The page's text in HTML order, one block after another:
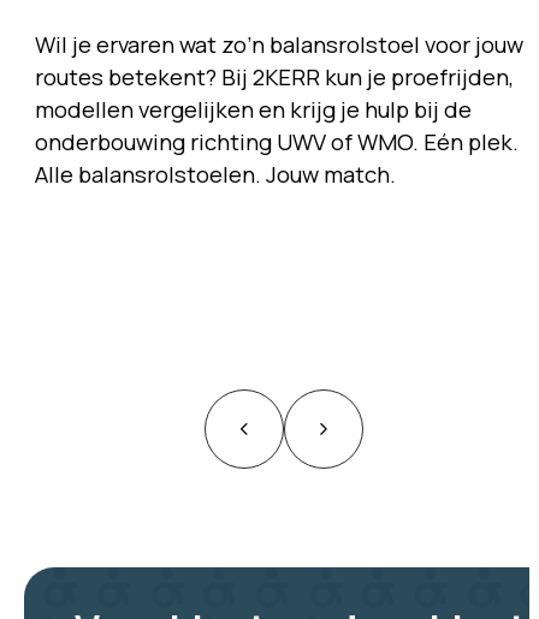
Wil je ervaren wat zo’n balansrolstoel voor jouw
routes betekent? Bij 2KERR kun je proefrijden,
modellen vergelijken en krijg je hulp bij de
onderbouwing richting UWV of WMO. Eén plek.
Alle balansrolstoelen. Jouw match.